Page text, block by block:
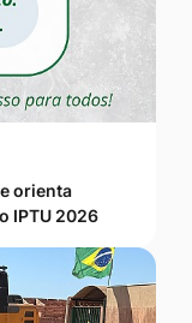
orienta
IPTU 2026